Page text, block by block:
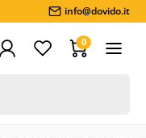
info@dovido.it
0